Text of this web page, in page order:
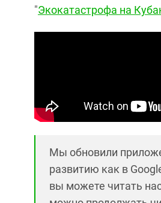
"Экокатастрофа на
Мы обновили
развитию как в
вы можете читать